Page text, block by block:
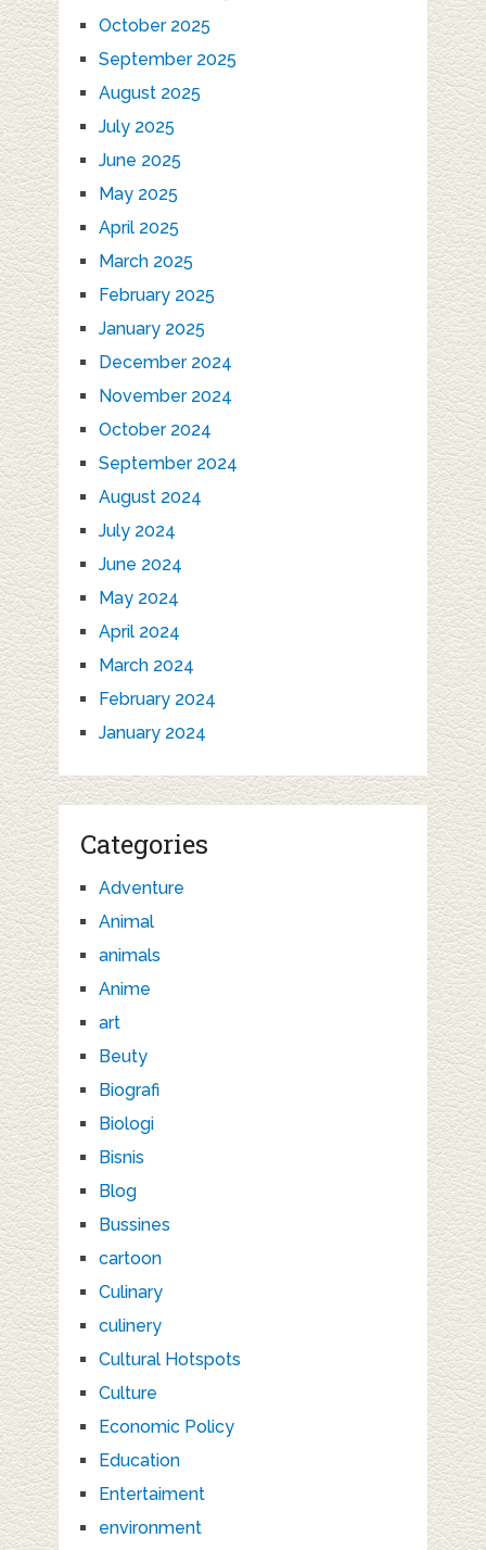
October 2025
September 2025
August 2025
July 2025
June 2025
May 2025
April 2025
March 2025
February 2025
January 2025
December 2024
November 2024
October 2024
September 2024
August 2024
July 2024
June 2024
May 2024
April 2024
March 2024
February 2024
January 2024
Categories
Adventure
Animal
animals
Anime
art
Beuty
Biografi
Biologi
Bisnis
Blog
Bussines
cartoon
Culinary
culinery
Cultural Hotspots
Culture
Economic Policy
Education
Entertaiment
environment